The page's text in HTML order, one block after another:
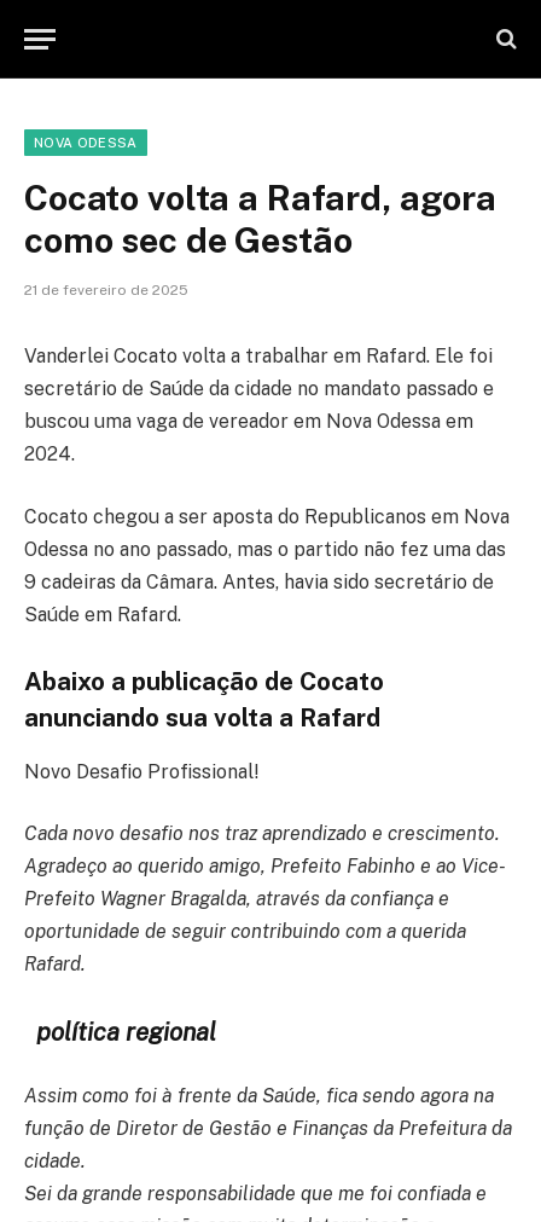
NOVA ODESSA
Cocato volta a Rafard, agora
como sec de Gestão
21 de fevereiro de 2025
Vanderlei Cocato volta a trabalhar em Rafard. Ele foi
secretário de Saúde da cidade no mandato passado e
buscou uma vaga de vereador em Nova Odessa em
2024.
Cocato chegou a ser aposta do Republicanos em Nova
Odessa no ano passado, mas o partido não fez uma das
9 cadeiras da Câmara. Antes, havia sido secretário de
Saúde em Rafard.
Abaixo a publicação de Cocato
anunciando sua volta a Rafard
Novo Desafio Profissional!
Cada novo desafio nos traz aprendizado e crescimento.
Agradeço ao querido amigo, Prefeito Fabinho e ao Vice-
Prefeito Wagner Bragalda, através da confiança e
oportunidade de seguir contribuindo com a querida
Rafard.
política regional
Assim como foi à frente da Saúde, fica sendo agora na
função de Diretor de Gestão e Finanças da Prefeitura da
cidade.
Sei da grande responsabilidade que me foi confiada e